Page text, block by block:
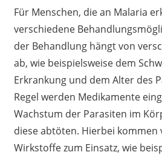
Für Menschen, die an Malaria
verschiedene
der Behandlung hängt von
ab, wie beispielsweise dem
Erkrankung und dem Alter des
Regel werden Medikamente
Wachstum der Parasiten im
diese abtöten. Hierbei kommen
Wirkstoffe zum Einsatz, wie